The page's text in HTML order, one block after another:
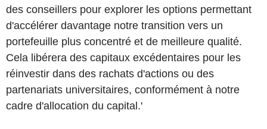
des conseillers pour explorer les options permettant
d'accélérer davantage notre transition vers un
portefeuille plus concentré et de meilleure qualité.
Cela libérera des capitaux excédentaires pour les
réinvestir dans des rachats d'actions ou des
partenariats universitaires, conformément à notre
cadre d'allocation du capital.'